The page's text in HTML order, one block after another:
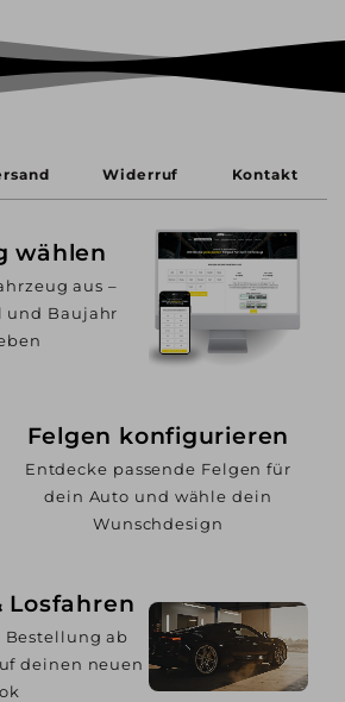
Widerruf Kontakt
wählen
aus –
und Baujahr
Felgen konfigurieren
Entdecke passende Felgen für
dein Auto und wähle dein
Wunschdesign
Losfahren
Bestellung ab
deinen neuen